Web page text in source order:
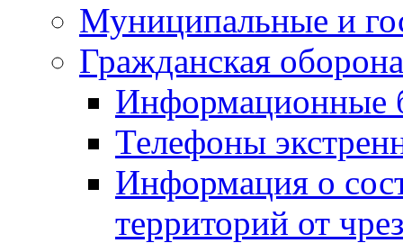
Муниципальные и
Гражданская
Информационные
Телефоны
Информация о
территорий от